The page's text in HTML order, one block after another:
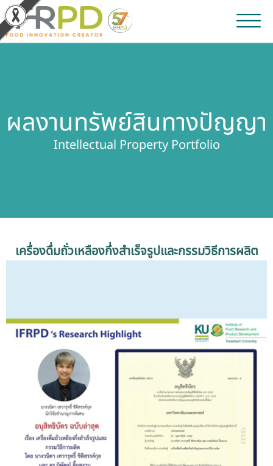
ผลิตภัณฑ์และจำหน่าย
เกี่ยวกับสถาบัน
บุคลากรสถาบัน
ติดต่อเรา
สายตรงผู้บริหาร
ผลงานทรัพย์สินทางปัญญา
Intellectual Property Portfolio
เครื่องดื่มถั่วเหลืองกึ่งสำเร็จรูปและกรรมวิธีการผลิต